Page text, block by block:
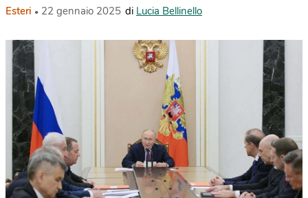
Esteri 22 gennaio 2025 di Lucia Bellinello